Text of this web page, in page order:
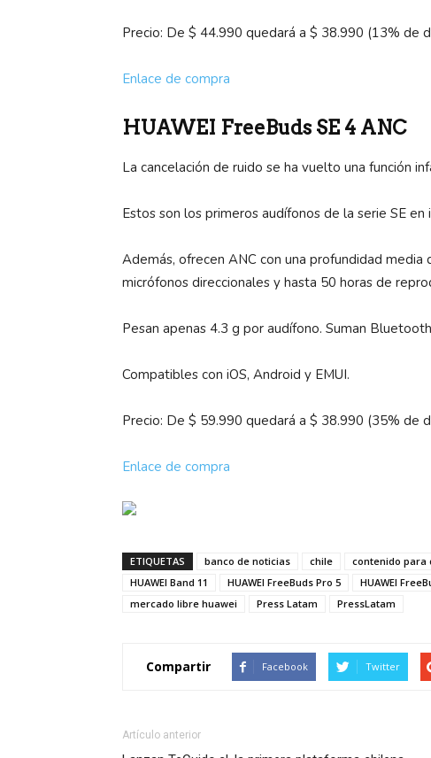
Precio: De $ 44.990 quedará a $ 38.990 (13% de
Enlace de compra
HUAWEI FreeBuds SE 4 ANC
La cancelación de ruido se ha vuelto una función
Estos son los primeros audífonos de la serie SE en
Además, ofrecen ANC con una profundidad media
micrófonos direccionales y hasta 50 horas de
Pesan apenas 4.3 g por audífono. Suman
Compatibles con iOS, Android y EMUI.
Precio: De $ 59.990 quedará a $ 38.990 (35% de
Enlace de compra
ETIQUETAS banco de noticias chile contenido para
HUAWEI Band 11
HUAWEI FreeBuds Pro 5 HUAWEI
mercado libre huawei
Press Latam PressLatam
Compartir Facebook Twitter
Artículo anterior